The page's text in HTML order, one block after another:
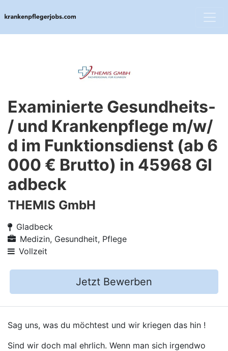
Examinierte Gesundheits-
/ und Krankenpflege m/w/
d im Funktionsdienst (ab 6
000 € Brutto) in 45968 Gl
adbeck
THEMIS GmbH
Gladbeck
Medizin, Gesundheit, Pflege
Vollzeit
Jetzt Bewerben
Sag uns, was du möchtest und wir kriegen das hin !
Sind wir doch mal ehrlich. Wenn man sich irgendwo